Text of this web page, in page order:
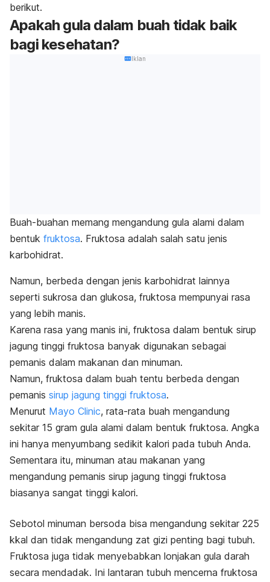
berikut.
Apakah gula dalam buah tidak baik
bagi kesehatan?
Iklan
Buah-buahan memang mengandung gula alami dalam
bentuk fruktosa. Fruktosa adalah salah satu jenis
karbohidrat.
Namun, berbeda dengan jenis karbohidrat lainnya
seperti sukrosa dan glukosa, fruktosa mempunyai rasa
yang lebih manis.
Karena rasa yang manis ini, fruktosa dalam bentuk sirup
jagung tinggi fruktosa banyak digunakan sebagai
pemanis dalam makanan dan minuman.
Namun, fruktosa dalam buah tentu berbeda dengan
pemanis sirup jagung tinggi fruktosa.
Menurut Mayo Clinic, rata-rata buah mengandung
sekitar 15 gram gula alami dalam bentuk fruktosa. Angka
ini hanya menyumbang sedikit kalori pada tubuh Anda.
Sementara itu, minuman atau makanan yang
mengandung pemanis sirup jagung tinggi fruktosa
biasanya sangat tinggi kalori.
Sebotol minuman bersoda bisa mengandung sekitar 225
kkal dan tidak mengandung zat gizi penting bagi tubuh.
Fruktosa juga tidak menyebabkan lonjakan gula darah
secara mendadak. Ini lantaran tubuh mencerna fruktosa